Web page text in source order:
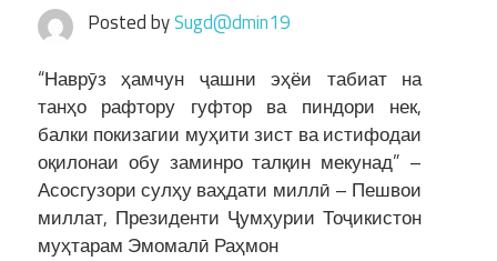
Posted bySugd@dmin19
“Наврӯз ҳамчун ҷашни эҳёи табиат на
танҳо рафтору гуфтор ва пиндори нек,
балки покизагии муҳити зист ва истифодаи
оқилонаи обу заминро талқин мекунад” –
Асосгузори сулҳу ваҳдати миллӣ – Пешвои
миллат, Президенти Ҷумҳурии Тоҷикистон
муҳтарам Эмомалӣ Раҳмон